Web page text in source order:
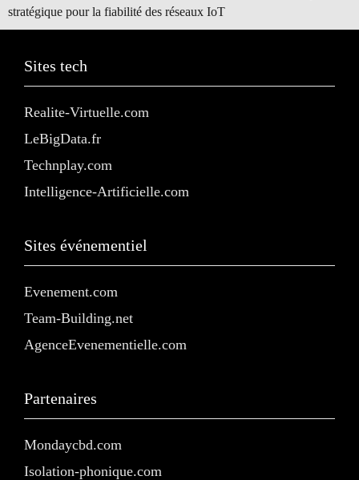
stratégique pour la fiabilité des réseaux IoT
Sites tech
Realite-Virtuelle.com
LeBigData.fr
Technplay.com
Intelligence-Artificielle.com
Sites événementiel
Evenement.com
Team-Building.net
AgenceEvenementielle.com
Partenaires
Mondaycbd.com
Isolation-phonique.com